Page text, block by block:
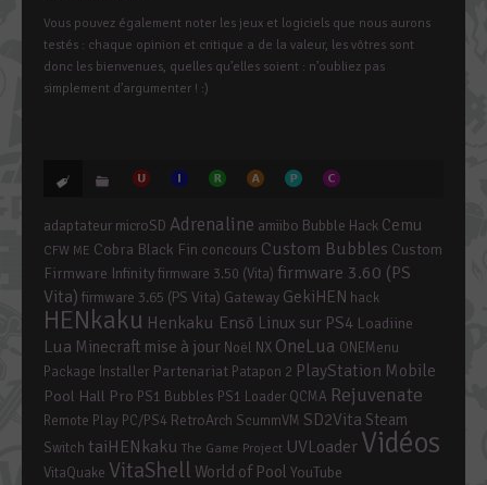
Vous pouvez également noter les jeux et logiciels que nous aurons
testés : chaque opinion et critique a de la valeur, les vôtres sont
donc les bienvenues, quelles qu’elles soient : n’oubliez pas
simplement d’argumenter ! :)
adaptateur microSD Adrenaline amiibo Bubble Hack Cemu
CFW ME Cobra Black Fin concours Custom Bubbles Custom
Firmware Infinityfirmware 3.50 (Vita) firmware 3.60 (PS
Vita) firmware 3.65 (PS Vita) Gateway GekiHEN hack
HENkaku Henkaku Ensō Linux sur PS4 Loadiine
Lua Minecraft mise à jour Noël NX OneLua ONEMenu
Package Installer Partenariat Patapon 2 PlayStation Mobile
Pool Hall Pro PS1 Bubbles PS1 Loader QCMA Rejuvenate
Remote Play PC/PS4 RetroArch ScummVM SD2Vita Steam
Switch taiHENkaku The Game Project UVLoader Vidéos
VitaQuake VitaShell World of Pool YouTube